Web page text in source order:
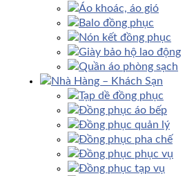
Áo khoác, áo gió
Balo đồng phục
Nón kết đồng phục
Giày bảo hộ lao động
Quần áo phòng sạch
Nhà Hàng – Khách Sạn
Tạp dề đồng phục
Đồng phục áo bếp
Đồng phục quản lý
Đồng phục pha chế
Đồng phục phục vụ
Đồng phục tạp vụ